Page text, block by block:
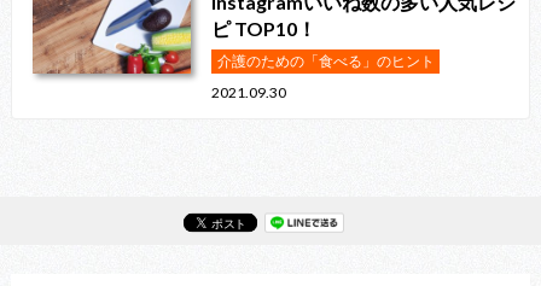
ピ TOP10！
介護のための「食べる」のヒント
2021.09.30